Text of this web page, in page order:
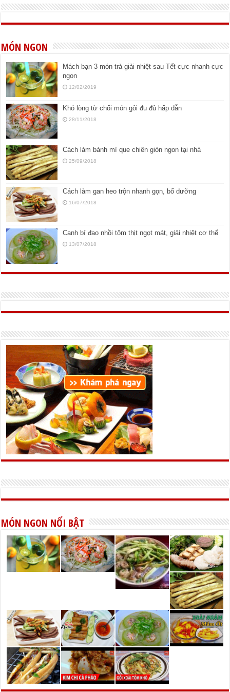
MÓN NGON
Mách bạn 3 món trà giải nhiệt sau Tết cực nhanh cực
ngon
12/02/2019
Khó lòng từ chối món gỏi đu đủ hấp dẫn
28/11/2018
Cách làm bánh mì que chiên giòn ngon tại nhà
25/09/2018
Cách làm gan heo trộn nhanh gọn, bổ dưỡng
16/07/2018
Canh bí đao nhồi tôm thịt ngọt mát, giải nhiệt cơ thể
13/07/2018
MÓN NGON NỔI BẬT